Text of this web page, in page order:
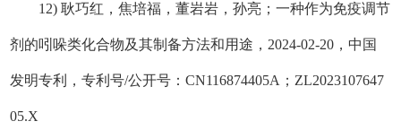
12) 耿巧红，焦培福，董岩岩，孙亮；一种作为免疫调节
剂的吲哚类化合物及其制备方法和用途，2024-02-20，中国
发明专利，专利号/公开号：CN116874405A；ZL2023107647
05.X